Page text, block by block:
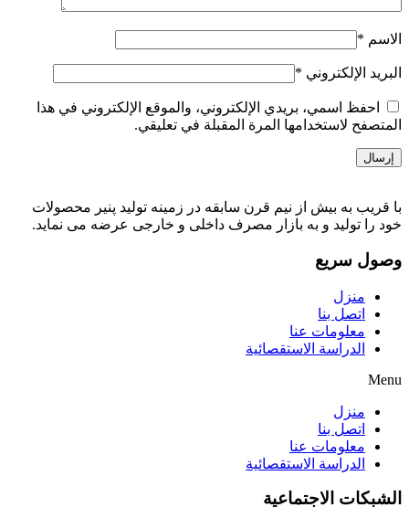
الاسم *
البريد الإلكتروني *
احفظ اسمي، بريدي الإلكتروني، والموقع الإلكتروني في هذا
المتصفح لاستخدامها المرة المقبلة في تعليقي.
با قریب به بیش از نیم قرن سابقه در زمینه تولید پنیر محصولات
خود را تولید و به بازار مصرف داخلی و خارجی عرضه می نماید.
وصول سريع
منزل
اتصل بنا
معلومات عنا
الدراسة الاستقصائية
Menu
منزل
اتصل بنا
معلومات عنا
الدراسة الاستقصائية
الشبكات الاجتماعية